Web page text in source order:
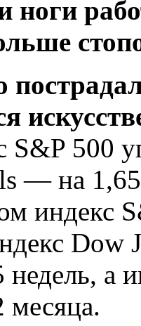
ноги
S&P 500
— на
индекс
а
месяца.